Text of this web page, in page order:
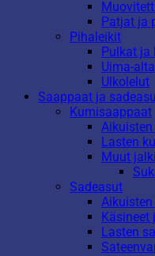
Patjat ja
Pihaleikit
Pulkat ja
Uima-
Ulkolelut
Saappaat ja
Kumisaappaat
Lasten
Muut
Sadeasut
Käsineet
Lasten